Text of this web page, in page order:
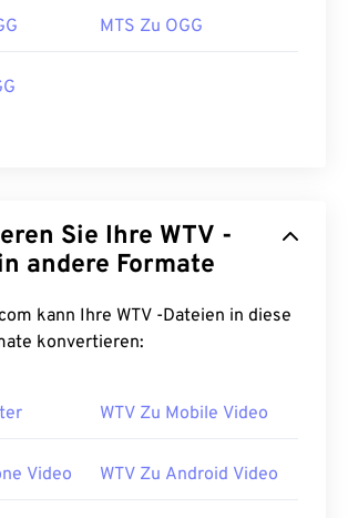
MTS Zu OGG
Sie Ihre WTV -
andere Formate
WTV -Dateien in diese
konvertieren:
WTV Zu Mobile Video
Video WTV Zu Android Video